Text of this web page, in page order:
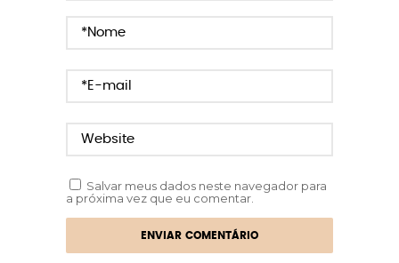
Salvar meus dados neste navegador para
a próxima vez que eu comentar.